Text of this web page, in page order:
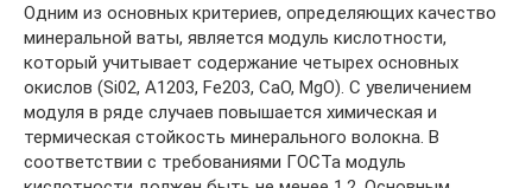
Одним из основных критериев, определяющих качество
минеральной ваты, является модуль кислотности,
который учитывает содержание четырех основных
окислов (Si02, А1203, Fe203, CaO, MgO). С увеличением
модуля в ряде случаев повышается химическая и
термическая стойкость минерального волокна. В
соответствии с требованиями ГОСТа модуль